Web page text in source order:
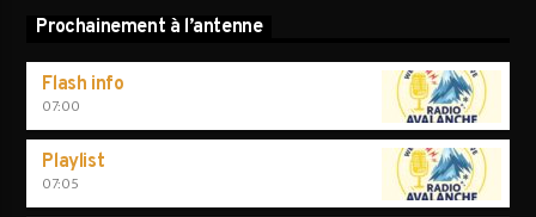
Prochainement à l’antenne
Flash info
07:00
Playlist
07:05